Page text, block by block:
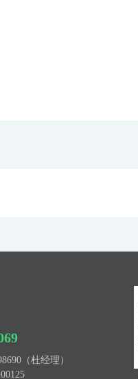
（杜经理）